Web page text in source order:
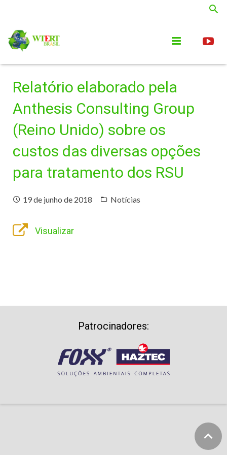
Notícias
Publicações
Parceiros
Cadastre-se
Relatório elaborado pela
Anthesis Consulting Group
(Reino Unido) sobre os
custos das diversas opções
para tratamento dos RSU
19 de junho de 2018 Notícias
Visualizar
Patrocinadores: